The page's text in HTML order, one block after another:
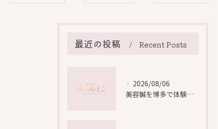
最近の投稿 Recent Posts
2026/08/06
美容鍼を博多で体験する際の効果や安全性と料金比較徹底ガイド